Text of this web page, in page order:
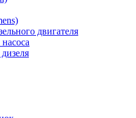
двигателя